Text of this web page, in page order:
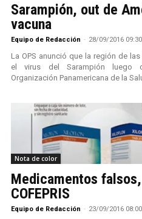
Sarampión, out de
vacuna
Equipo de Redacción - 28/09/2016 09:30
La OPS anunció que la región de
el virus del Sarampión luego
Organización Panamericana de la
Nota de color
Medicamentos
COFEPRIS
Equipo de Redacción - 23/09/2016 08:00